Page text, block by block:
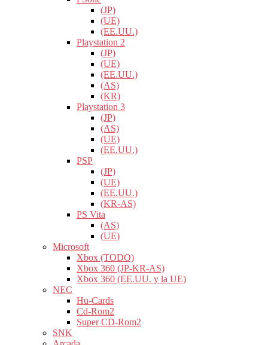
(JP)
(UE)
(EE.UU.)
Playstation 2
(JP)
(UE)
(EE.UU.)
(AS)
(KR)
Playstation 3
(JP)
(AS)
(UE)
(EE.UU.)
PSP
(JP)
(UE)
(EE.UU.)
(KR-AS)
PS Vita
(AS)
(UE)
Microsoft
Xbox (TODO)
Xbox 360 (JP-KR-AS)
Xbox 360 (EE.UU. y la UE)
NEC
Hu-Cards
Cd-Rom2
Super CD-Rom2
SNK